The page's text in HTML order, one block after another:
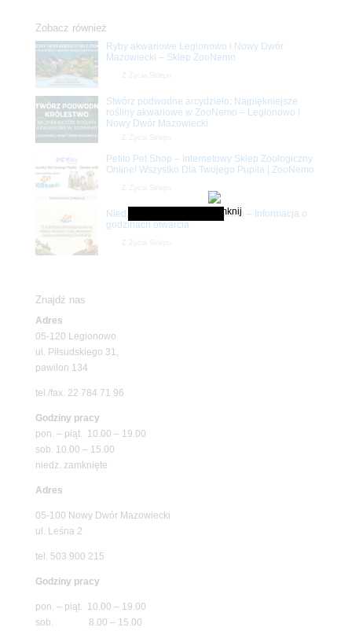
Zobacz również
Ryby akwariowe Legionowo i Nowy Dwór
Mazowiecki – Sklep ZooNemo
Stwórz podwodne arcydzieło: Najpiękniejsze
rośliny akwariowe w ZooNemo – Legionowo i
Nowy Dwór Mazowiecki
Petito Pet Shop – Internetowy Sklep Zoologiczny
Online! Wszystko Dla Twojego Pupila | ZooNemo
Niedziela handlowa w Zoonemo – Informacja o
godzinach otwarcia
Znajdź nas
Adres
05-120 Legionowo
ul. Piłsudskiego 31,
pawilon 134
tel./fax. 22 784 71 96
Godziny pracy
pon. – piąt. 10.00 – 19.00
sob. 10.00 – 15.00
niedz. zamknięte
Adres
05-100 Nowy Dwór Mazowiecki
ul. Leśna 2
tel. 503 900 215
Godziny pracy
pon. – piąt. 10.00 – 19.00
sob. 8.00 – 15.00